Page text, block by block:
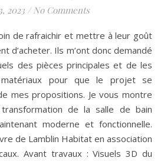
2023 / No Comments
d’acheter. Ils m’ont donc demandé
des pièces principales et de les
pour que le projet se
mes propositions. Je vous montre
transformation de la salle de bain
moderne et fonctionnelle.
de Lamblin Habitat en association
Avant travaux : Visuels 3D du